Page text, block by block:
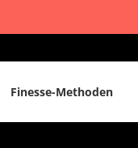
Finesse-Methoden